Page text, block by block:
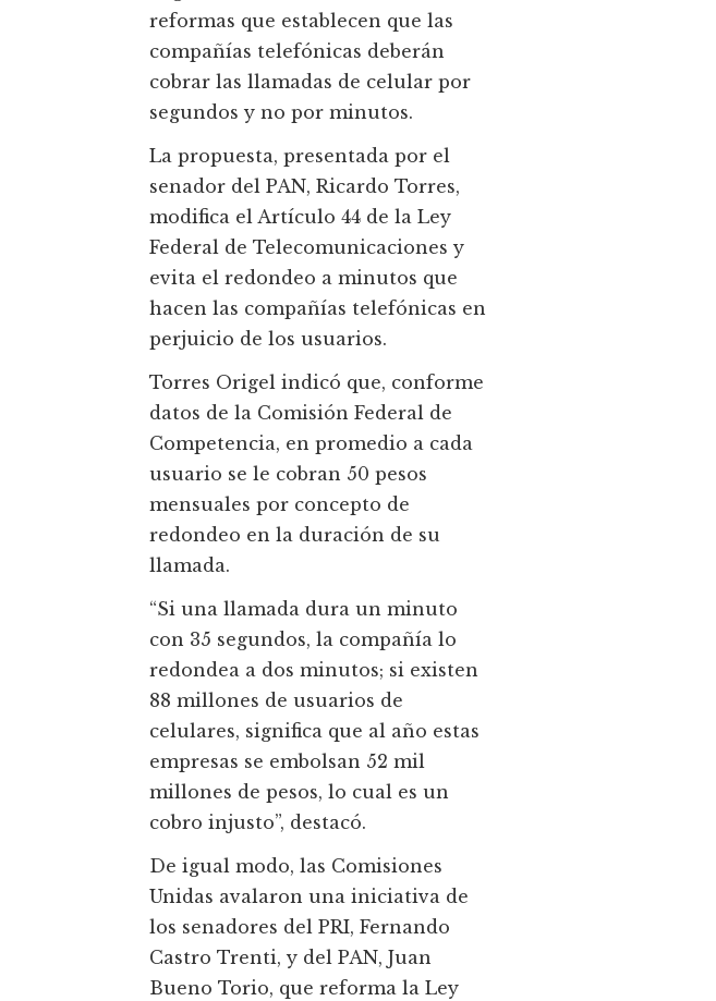
reformas que establecen que las
compañías telefónicas deberán
cobrar las llamadas de celular por
segundos y no por minutos.
La propuesta, presentada por el
senador del PAN, Ricardo Torres,
modifica el Artículo 44 de la Ley
Federal de Telecomunicaciones y
evita el redondeo a minutos que
hacen las compañías telefónicas en
perjuicio de los usuarios.
Torres Origel indicó que, conforme
datos de la Comisión Federal de
Competencia, en promedio a cada
usuario se le cobran 50 pesos
mensuales por concepto de
redondeo en la duración de su
llamada.
“Si una llamada dura un minuto
con 35 segundos, la compañía lo
redondea a dos minutos; si existen
88 millones de usuarios de
celulares, significa que al año estas
empresas se embolsan 52 mil
millones de pesos, lo cual es un
cobro injusto”, destacó.
De igual modo, las Comisiones
Unidas avalaron una iniciativa de
los senadores del PRI, Fernando
Castro Trenti, y del PAN, Juan
Bueno Torio, que reforma la Ley